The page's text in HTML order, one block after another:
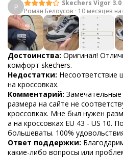
Р
Skechers Vigor 3.0
Роман Белоусов · 10 месяцев
Достоинства: Оригинал!
комфорт skechers.
Недостатки: Несоответствие
на кроссовках.
Комментарий:
размера на сайте не
кроссовках. Мне был нужен
а на кроссовках EU 43 - US 10.
большеваты. 100%
Ответ поддержки:
какие-либо вопросы или